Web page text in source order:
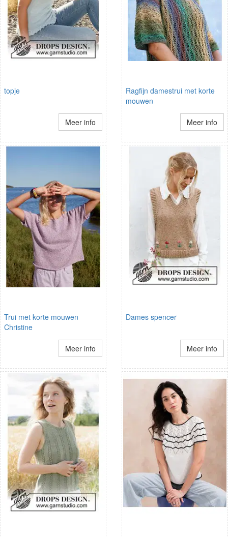
topje
Meer info
Ragfijn damestrui met korte
mouwen
Meer info
Trui met korte mouwen
Christine
Meer info
Dames spencer
Meer info